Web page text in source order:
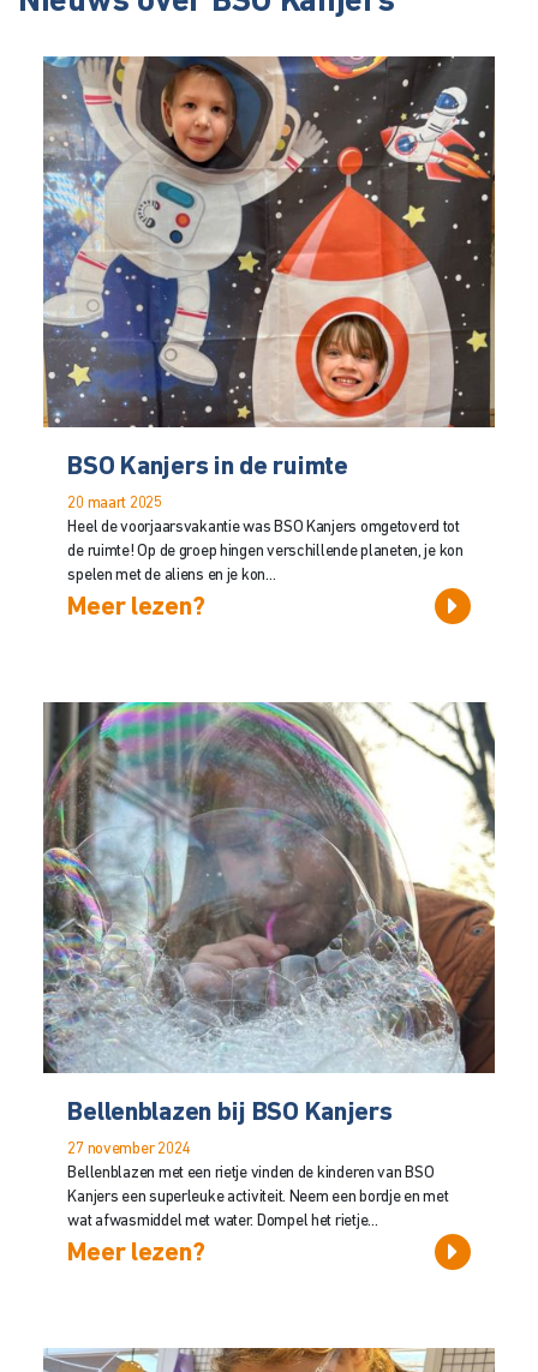
BSO Kanjers in de ruimte
20 maart 2025
Heel de voorjaarsvakantie was BSO Kanjers omgetoverd tot
de ruimte! Op de groep hingen verschillende planeten, je kon
spelen met de aliens en je kon...
Meer lezen?
Bellenblazen bij BSO Kanjers
27 november 2024
Bellenblazen met een rietje vinden de kinderen van BSO
Kanjers een superleuke activiteit. Neem een bordje en met
wat afwasmiddel met water. Dompel het rietje...
Meer lezen?